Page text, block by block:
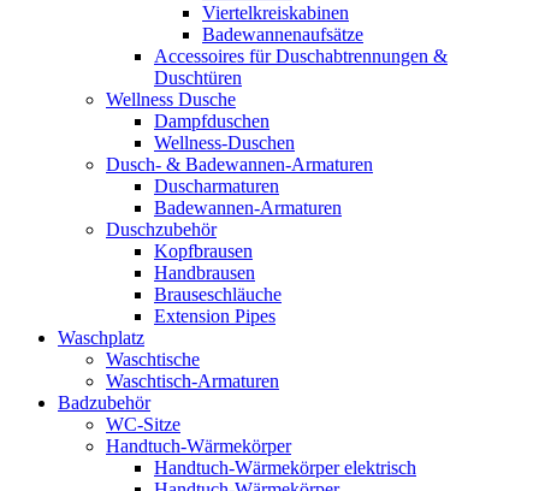
Viertelkreiskabinen
Badewannenaufsätze
Accessoires für Duschabtrennungen &
Duschtüren
Wellness Dusche
Dampfduschen
Wellness-Duschen
Dusch- & Badewannen-Armaturen
Duscharmaturen
Badewannen-Armaturen
Duschzubehör
Kopfbrausen
Handbrausen
Brauseschläuche
Extension Pipes
Waschplatz
Waschtische
Waschtisch-Armaturen
Badzubehör
WC-Sitze
Handtuch-Wärmekörper
Handtuch-Wärmekörper elektrisch